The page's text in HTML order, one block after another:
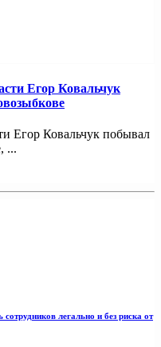
Егор Ковальчук
Егор Ковальчук побывал
...
легально и без риска от